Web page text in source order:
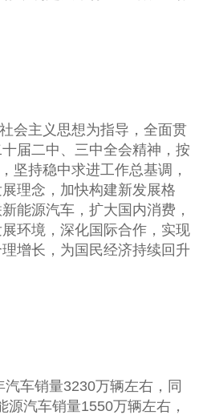
会主义思想为指导，全面贯
届二中、三中全会精神，按
坚持稳中求进工作总基调，
理念，加快构建新发展格
能源汽车，扩大国内消费，
环境，深化国际合作，实现
增长，为国民经济持续回升
车销量3230万辆左右，同
源汽车销量1550万辆左右，